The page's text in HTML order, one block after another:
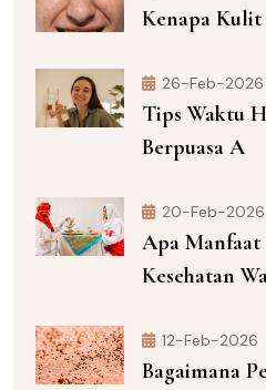
Kenapa Kulit
26-Feb-2026
Tips Waktu
Berpuasa A
20-Feb-2026
Apa Manfaat
Kesehatan
12-Feb-2026
Bagaimana